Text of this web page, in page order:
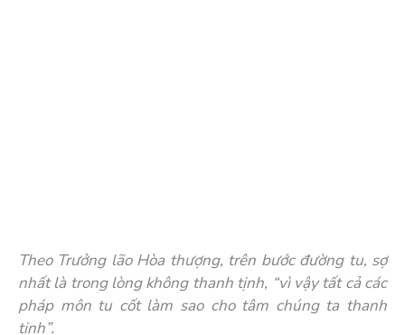
Theo Trưởng lão Hòa thượng, trên bước đường tu, sợ
nhất là trong lòng không thanh tịnh, “vì vậy tất cả các
pháp môn tu cốt làm sao cho tâm chúng ta thanh
tịnh”.